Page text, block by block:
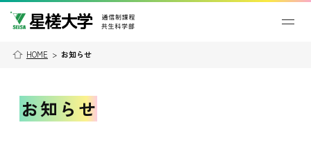
HOME > お知らせ
お知らせ